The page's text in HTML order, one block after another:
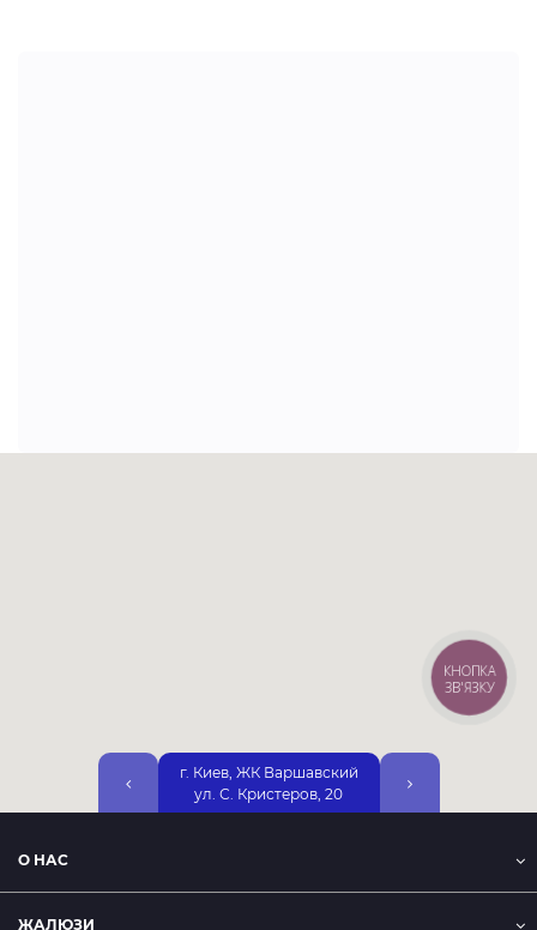
г. Киев, ЖК Варшавский
ул. С. Кристеров, 20
Набережная, 25А,
О НАС
ЖАЛЮЗИ
КНОПКА
ЗВ'ЯЗКУ